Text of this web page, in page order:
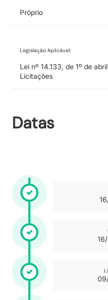
Próprio
Legislação Aplicável:
Lei nº 14.133, de 1º de
Licitações
Datas